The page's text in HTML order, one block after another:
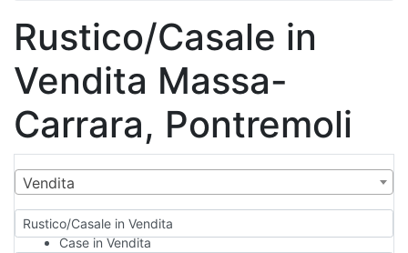
Rustico/Casale in
Vendita Massa-
Carrara, Pontremoli
Vendita
Rustico/Casale in Vendita
Case in Vendita